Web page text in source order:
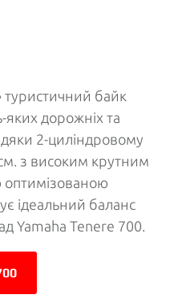
байк
яких дорожніх та
2-циліндровому
з високим крутним
оптимізованою
ідеальний баланс
Yamaha Tenere 700.